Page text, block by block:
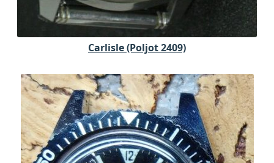
Carlisle (Poljot 2409)